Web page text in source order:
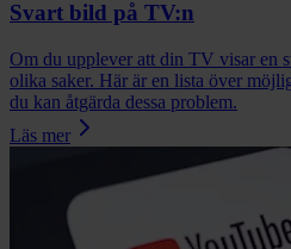
Svart bild på TV:n
Om du upplever att din TV visar en
olika saker. Här är en lista över
du kan åtgärda dessa problem.
Läs mer